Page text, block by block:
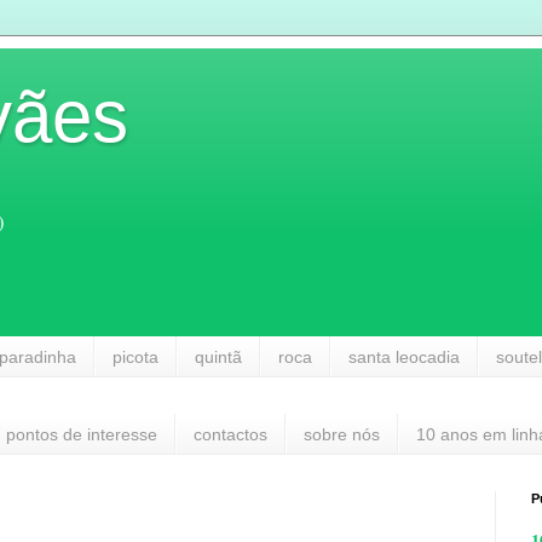
picota quintã roca santa leocadia
pontos de interesse contactos sobre nós 10 anos em